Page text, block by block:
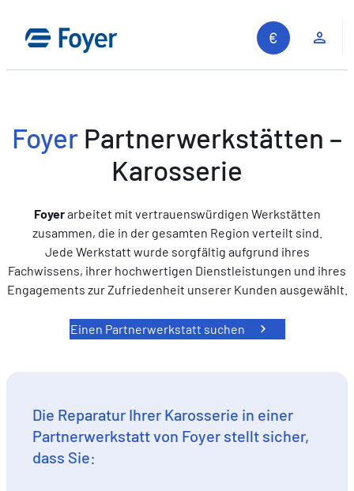
Inhalt
springen
Foyer Partnerwerkstätten –
Karosserie
Foyerarbeitet mit vertrauenswürdigen Werkstätten
zusammen, die in der gesamten Region verteilt sind.
Jede Werkstatt wurde sorgfältig aufgrund ihres
Fachwissens, ihrer hochwertigen Dienstleistungen und ihres
Engagements zur Zufriedenheit unserer Kunden ausgewählt.
Einen Partnerwerkstatt suchen
Die Reparatur Ihrer Karosserie in einer
Partnerwerkstatt von Foyer stellt sicher,
dass Sie: